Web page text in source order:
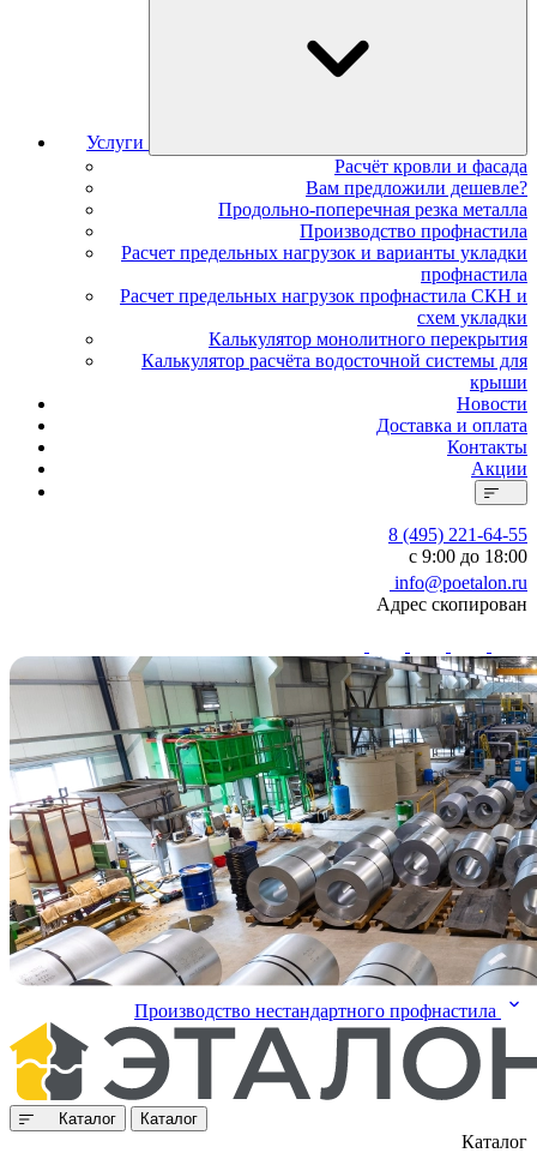
Услуги
Расчёт кровли и фасада
Вам предложили дешевле?
Продольно-поперечная резка металла
Производство профнастила
Расчет предельных нагрузок и варианты укладки
профнастила
Расчет предельных нагрузок профнастила СКН и
схем укладки
Калькулятор монолитного перекрытия
Калькулятор расчёта водосточной системы для
крыши
Новости
Доставка и оплата
Контакты
Акции
8 (495) 221-64-55
с 9:00 до 18:00
info@poetalon.ru
Адрес скопирован
Производство нестандартного профнастила
Каталог Каталог
Каталог